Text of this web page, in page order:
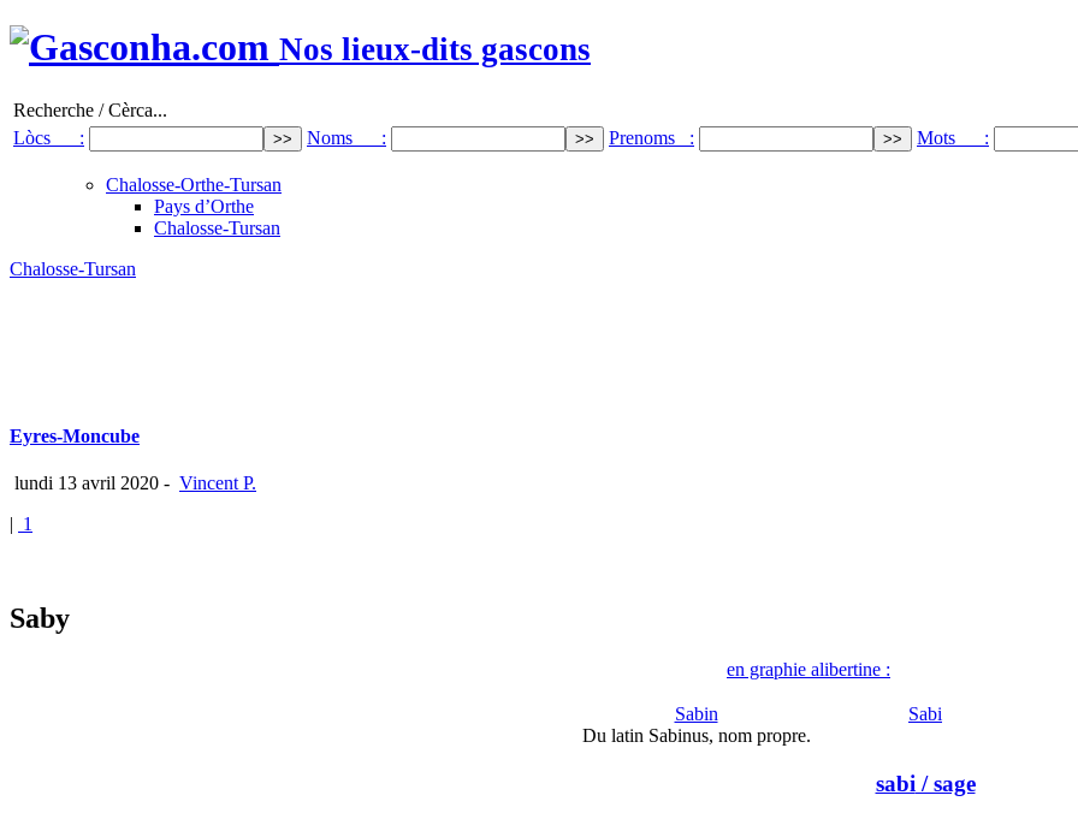
Nos lieux-dits gascons
Recherche / Cèrca...
Lòcs :
Noms : Prenoms : Mots :
Chalosse-Orthe-Tursan
Pays d’Orthe
Chalosse-Tursan
Chalosse-Tursan
Eyres-Moncube
lundi 13 avril 2020 - Vincent P.
| 1
Saby
en graphie alibertine :
Sabin
Du latin Sabinus, nom propre.
Sabi
sabi / sage